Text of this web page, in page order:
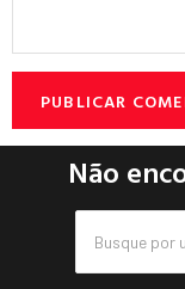
Não